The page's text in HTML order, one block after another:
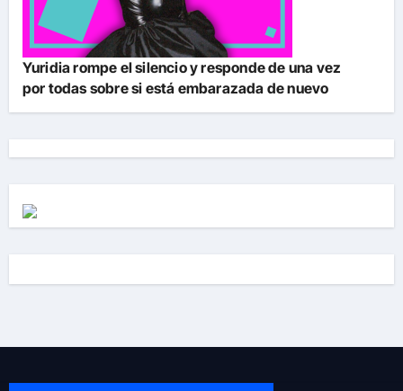
Yuridia rompe el silencio y responde de una vez
por todas sobre si está embarazada de nuevo